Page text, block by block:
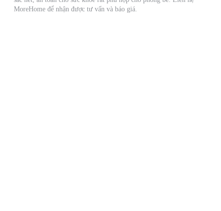
MoreHome để nhận được tư vấn và báo giá.